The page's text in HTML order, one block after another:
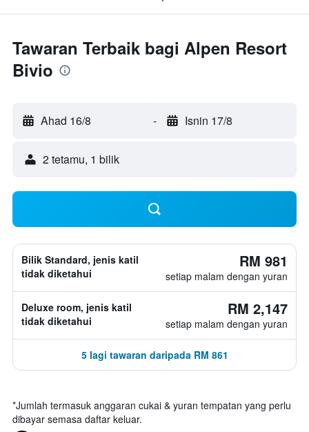
Tawaran Terbaik bagi Alpen Resort
Bivio
Ahad 16/8 - Isnin 17/8
2 tetamu, 1 bilik
Bilik Standard, jenis katil
tidak diketahui
RM 981
setiap malam dengan yuran
Deluxe room, jenis katil
tidak diketahui
RM 2,147
setiap malam dengan yuran
5 lagi tawaran daripada RM 861
*Jumlah termasuk anggaran cukai & yuran tempatan yang perlu
dibayar semasa daftar keluar.